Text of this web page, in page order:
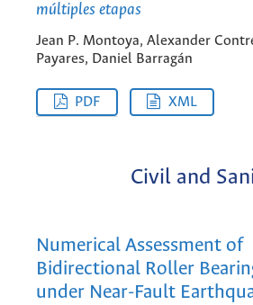
múltiples etapas
Jean P. Montoya, Alexander
Payares, Daniel Barragán
PDF XML
Civil and
Numerical Assessment of
Bidirectional Roller
under Near-Fault